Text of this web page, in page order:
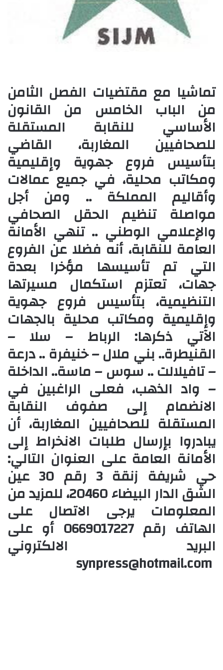
تماشيا مع مقتضيات الفصل الثامن
من الباب الخامس من القانون
الأساسي للنقابة المستقلة
للصحافيين المغاربة، القاضي
بتأسيس فروع جهوية وإقليمية
ومكاتب محلية، في جميع عمالات
وأقاليم المملكة .. ومن أجل
مواصلة تنظيم الحقل الصحافي
والإعلامي الوطني .. تنهي الأمانة
العامة للنقابة، أنه فضلا عن الفروع
التي تم تأسيسها مؤخرا بعدة
جهات، تعتزم استكمال مسيرتها
التنظيمية، بتأسيس فروع جهوية
وإقليمية ومكاتب محلية بالجهات
الآتي ذكرها: الرباط – سلا –
القنيطرة.. بني ملال – خنيفرة .. درعة
– تافيلالت .. سوس – ماسة.. الداخلة
– واد الذهب، فعلى الراغبين في
الانضمام إلى صفوف النقابة
المستقلة للصحافيين المغاربة، أن
يبادروا بإرسال طلبات الانخراط إلى
الأمانة العامة على العنوان التالي:
حي شريفة زنقة 3 رقم 30 عين
الشق الدار البيضاء 20460، للمزيد من
المعلومات يرجى الاتصال على
الهاتف رقم 0669017227 أو على
البريد الالكتروني